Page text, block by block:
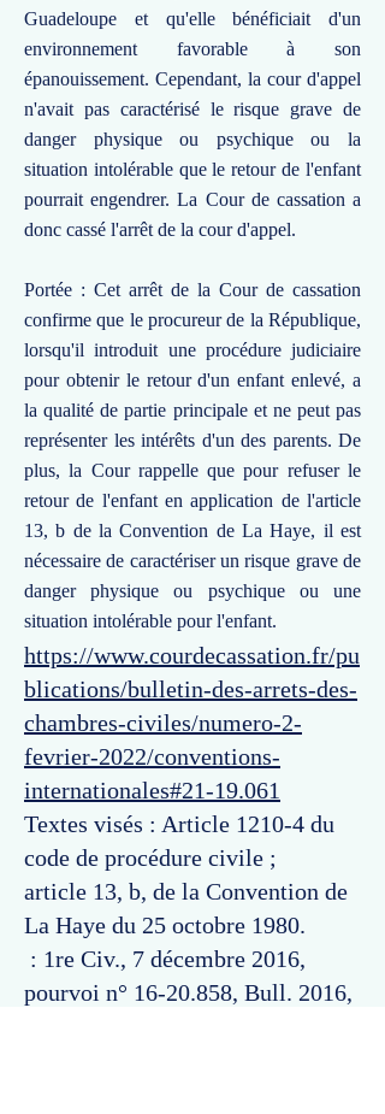
Guadeloupe et qu'elle bénéficiait d'un
environnement favorable à son
épanouissement. Cependant, la cour d'appel
n'avait pas caractérisé le risque grave de
danger physique ou psychique ou la
situation intolérable que le retour de l'enfant
pourrait engendrer. La Cour de cassation a
donc cassé l'arrêt de la cour d'appel.
Portée : Cet arrêt de la Cour de cassation
confirme que le procureur de la République,
lorsqu'il introduit une procédure judiciaire
pour obtenir le retour d'un enfant enlevé, a
la qualité de partie principale et ne peut pas
représenter les intérêts d'un des parents. De
plus, la Cour rappelle que pour refuser le
retour de l'enfant en application de l'article
13, b de la Convention de La Haye, il est
nécessaire de caractériser un risque grave de
danger physique ou psychique ou une
situation intolérable pour l'enfant.
https://www.courdecassation.fr/pu
blications/bulletin-des-arrets-des-
chambres-civiles/numero-2-
fevrier-2022/conventions-
internationales#21-19.061
Textes visés : Article 1210-4 du
code de procédure civile ;
article 13, b, de la Convention de
La Haye du 25 octobre 1980.
: 1re Civ., 7 décembre 2016,
pourvoi n° 16-20.858, Bull. 2016,